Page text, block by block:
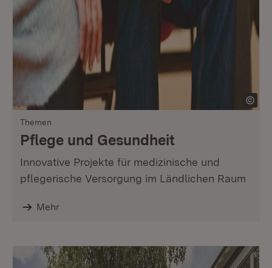
Themen
Pflege und Gesundheit
Innovative Projekte für medizinische und
pflegerische Versorgung im Ländlichen Raum
Mehr